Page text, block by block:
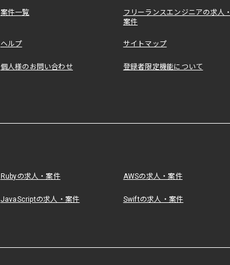
案件一覧
フリーランスエンジニアの求人・
案件
ヘルプ サイトマップ
個人様のお問い合わせ 登録者限定機能について
Rubyの求人・案件 AWSの求人・案件
JavaScriptの求人・案件 Swiftの求人・案件